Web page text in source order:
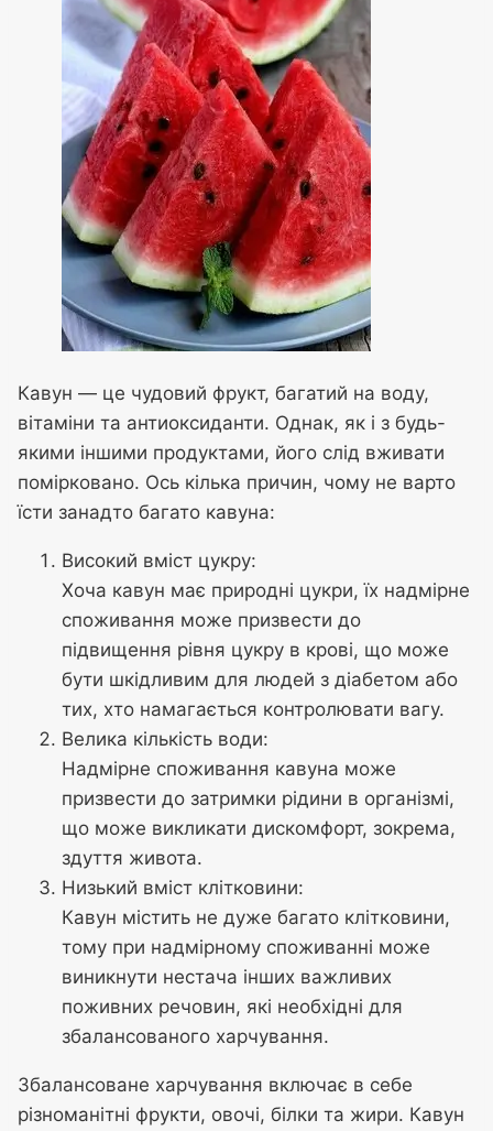
Кавун — це чудовий фрукт, багатий на воду,
вітаміни та антиоксиданти. Однак, як і з будь-
якими іншими продуктами, його слід вживати
помірковано. Ось кілька причин, чому не варто
їсти занадто багато кавуна:
Високий вміст цукру:
Хоча кавун має природні цукри, їх надмірне
споживання може призвести до
підвищення рівня цукру в крові, що може
бути шкідливим для людей з діабетом або
тих, хто намагається контролювати вагу.
Велика кількість води:
Надмірне споживання кавуна може
призвести до затримки рідини в організмі,
що може викликати дискомфорт, зокрема,
здуття живота.
Низький вміст клітковини:
Кавун містить не дуже багато клітковини,
тому при надмірному споживанні може
виникнути нестача інших важливих
поживних речовин, які необхідні для
збалансованого харчування.
Збалансоване харчування включає в себе
різноманітні фрукти, овочі, білки та жири. Кавун